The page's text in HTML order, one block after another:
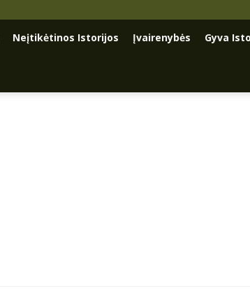
Neįtikėtinos Istorijos Įvairenybės Gyva